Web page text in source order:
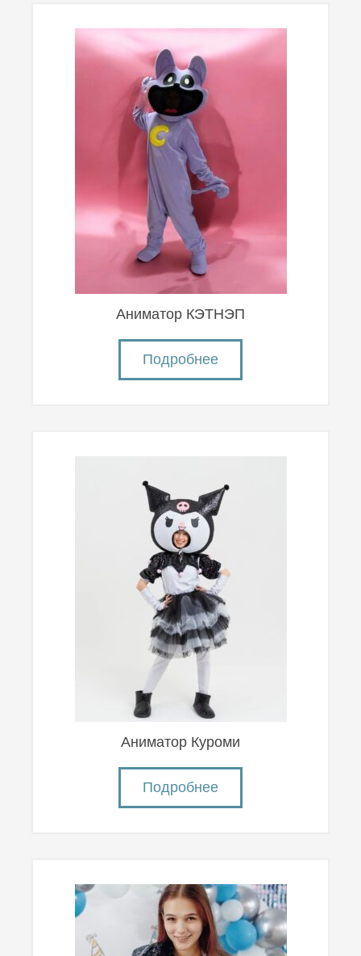
Аниматор КЭТНЭП
Подробнее
Аниматор Куроми
Подробнее